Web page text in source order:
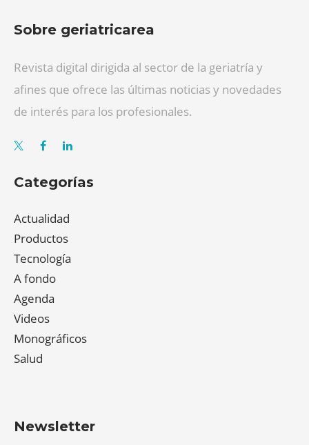
Sobre geriatricarea
Revista digital dirigida al sector de la geriatría y
afines que ofrece las últimas noticias y novedades
de interés para los profesionales.
Categorías
Actualidad
Productos
Tecnología
A fondo
Agenda
Videos
Monográficos
Salud
Newsletter